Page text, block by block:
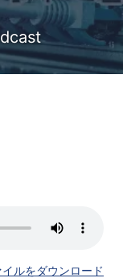
ルをダウンロード